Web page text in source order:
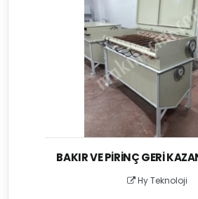
BAKIR VE PIRINÇ GERI
Hy Teknoloji